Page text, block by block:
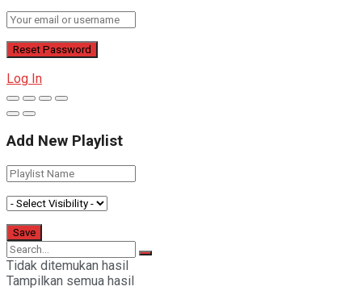
Log In
Add New Playlist
Tidak ditemukan hasil
Tampilkan semua hasil